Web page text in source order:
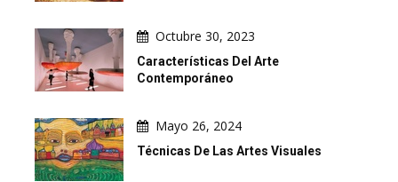
Octubre 30, 2023
Características Del Arte
Contemporáneo
Mayo 26, 2024
Técnicas De Las Artes Visuales